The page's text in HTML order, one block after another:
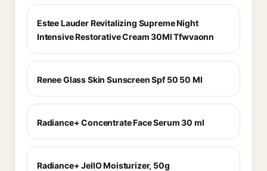
Estee Lauder Revitalizing Supreme Night
Intensive Restorative Cream 30Ml Tfwvaonn
Renee Glass Skin Sunscreen Spf 50 50 Ml
Radiance+ Concentrate Face Serum 30 ml
Radiance+ JellO Moisturizer, 50g